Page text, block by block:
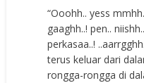
“Ooohh.. yess
gaaghh..! pen..
perkasaa..!
terus keluar dari
rongga-rongga di